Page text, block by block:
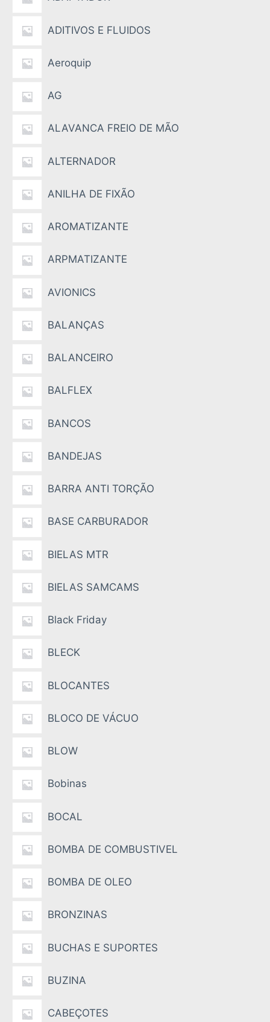
ADITIVOS E FLUIDOS
Aeroquip
AG
ALAVANCA FREIO DE MÃO
ALTERNADOR
ANILHA DE FIXÃO
AROMATIZANTE
ARPMATIZANTE
AVIONICS
BALANÇAS
BALANCEIRO
BALFLEX
BANCOS
BANDEJAS
BARRA ANTI TORÇÃO
BASE CARBURADOR
BIELAS MTR
BIELAS SAMCAMS
Black Friday
BLECK
BLOCANTES
BLOCO DE VÁCUO
BLOW
Bobinas
BOCAL
BOMBA DE COMBUSTIVEL
BOMBA DE OLEO
BRONZINAS
BUCHAS E SUPORTES
BUZINA
CABEÇOTES